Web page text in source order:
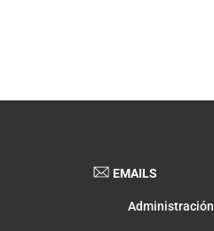
EMAILS
Administración